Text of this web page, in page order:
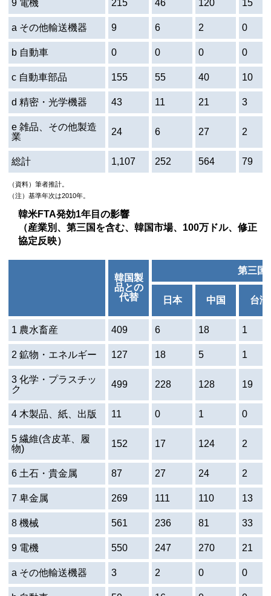
9 電機 215 46 120 15
a その他輸送機器 9 6 2 0
b 自動車 0 0 0 0
c 自動車部品 155 55 40 10
d 精密・光学機器 43 11 21 3
e 雑品、その他製造
業
24 6 27 2
総計 1,107 252 564 79
（資料）筆者推計。
（注）基準年次は2010年。
韓米FTA発効1年目の影響
（産業別、第三国を含む、韓国市場、100万ドル、修正
協定反映）
韓国製
品との
代替
第三国
日本 中国 台湾
1 農水畜産 409 6 18 1
2 鉱物・エネルギー 127 18 5 1
3 化学・プラスチッ
ク
499 228 128 19
4 木製品、紙、出版 11 0 1 0
5 繊維(含皮革、履
物)
152 17 124 2
6 土石・貴金属 87 27 24 2
7 卑金属 269 111 110 13
8 機械 561 236 81 33
9 電機 550 247 270 21
a その他輸送機器 3 2 0 0